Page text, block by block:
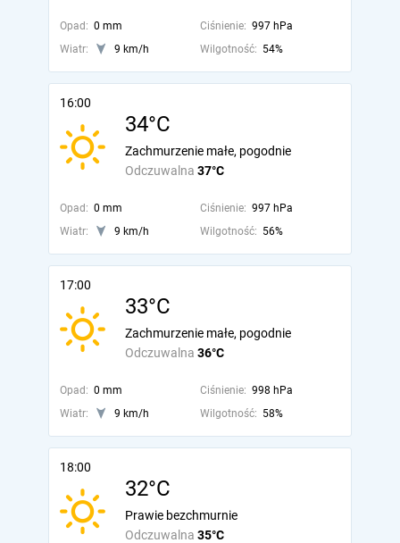
Opad: 0 mm Ciśnienie: 997 hPa
Wiatr:
9 km/h Wilgotność: 54%
16:00
34°C
Odczuwalna 37°C
Zachmurzenie małe, pogodnie
Opad: 0 mm Ciśnienie: 997 hPa
Wiatr:
9 km/h Wilgotność: 56%
17:00
33°C
Odczuwalna 36°C
Zachmurzenie małe, pogodnie
Opad: 0 mm Ciśnienie: 998 hPa
Wiatr:
9 km/h Wilgotność: 58%
18:00
32°C
Odczuwalna 35°C
Prawie bezchmurnie